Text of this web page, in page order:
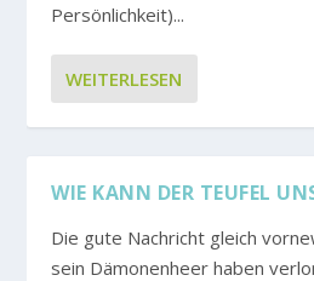
Persönlichkeit)...
WEITERLESEN
WIE KANN DER TEUFEL
Die gute Nachricht gleich
sein Dämonenheer haben